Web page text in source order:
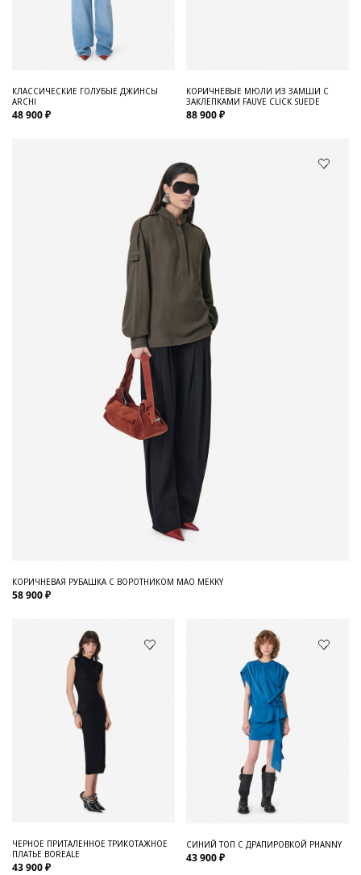
КЛАССИЧЕСКИЕ ГОЛУБЫЕ ДЖИНСЫ
ARCHI
48 900 ₽
КОРИЧНЕВЫЕ МЮЛИ ИЗ ЗАМШИ С
ЗАКЛЕПКАМИ FAUVE CLICK SUEDE
88 900 ₽
КОРИЧНЕВАЯ РУБАШКА С ВОРОТНИКОМ МАО MEKKY
58 900 ₽
ЧЕРНОЕ ПРИТАЛЕННОЕ ТРИКОТАЖНОЕ
ПЛАТЬЕ BOREALE
43 900 ₽
СИНИЙ ТОП С ДРАПИРОВКОЙ PHANNY
43 900 ₽